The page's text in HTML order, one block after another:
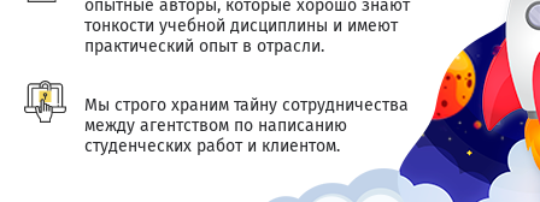
опытные авторы, которые хорошо знают
тонкости учебной дисциплины и имеют
практический опыт в отрасли.
Мы строго храним тайну сотрудничества
между агентством по написанию
студенческих работ и клиентом.